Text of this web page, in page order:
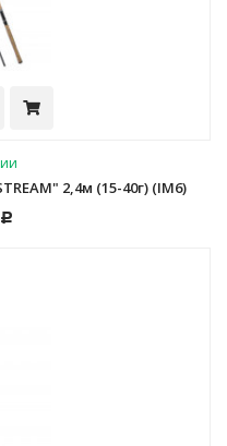
2,4м (15-40г) (IM6)
Р